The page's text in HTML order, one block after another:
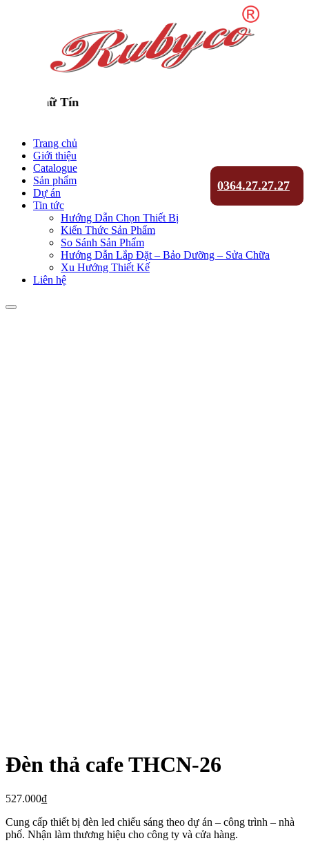
0364.27.27.27
Trang chủ
Giới thiệu
Catalogue
Sản phẩm
Dự án
Tin tức
Hướng Dẫn Chọn Thiết Bị
Kiến Thức Sản Phẩm
So Sánh Sản Phẩm
Hướng Dẫn Lắp Đặt – Bảo Dưỡng – Sửa Chữa
Xu Hướng Thiết Kế
Liên hệ
Đèn thả cafe THCN-26
527.000₫
Cung cấp thiết bị đèn led chiếu sáng theo dự án – công trình – nhà
phố. Nhận làm thương hiệu cho công ty và cửa hàng.